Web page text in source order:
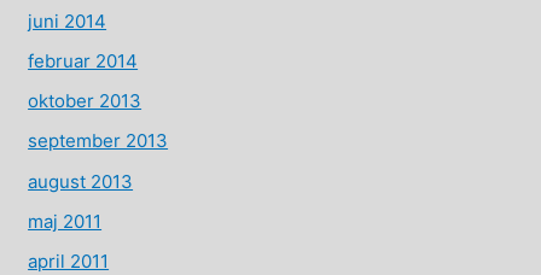
juni 2014
februar 2014
oktober 2013
september 2013
august 2013
maj 2011
april 2011